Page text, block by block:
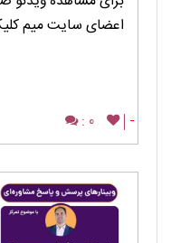
اعضای سایت میم
-
0 :